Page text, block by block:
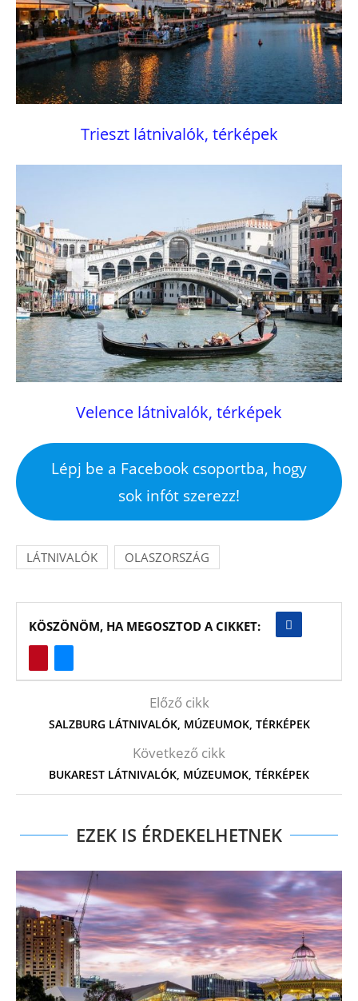
Trieszt látnivalók, térképek
Velence látnivalók, térképek
Lépj be a Facebook csoportba, hogy
sok infót szerezz!
LÁTNIVALÓK OLASZORSZÁG
KÖSZÖNÖM, HA MEGOSZTOD A CIKKET:
Előző cikk
SALZBURG LÁTNIVALÓK, MÚZEUMOK, TÉRKÉPEK
Következő cikk
BUKAREST LÁTNIVALÓK, MÚZEUMOK, TÉRKÉPEK
EZEK IS ÉRDEKELHETNEK